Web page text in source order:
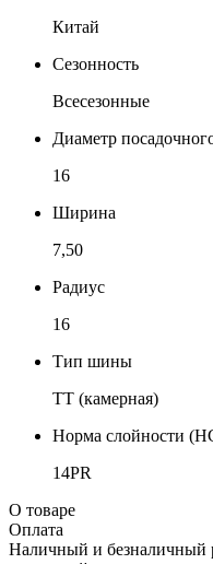
Китай
Сезонность
Всесезонные
Диаметр
16
Ширина
7,50
Радиус
16
Тип шины
TT (камерная)
Норма слойности
14PR
О товаре
Оплата
Наличный и безналичный